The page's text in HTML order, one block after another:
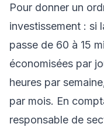
Pour donner un
investissement : si
passe de 60 à 15
économisées par
heures par
par mois. En
responsable de